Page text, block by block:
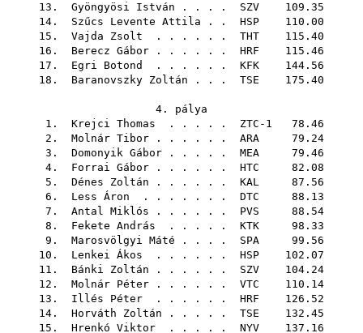
13. Gyöngyösi István . . . . SZV 109.35
14. Szűcs Levente Attila . . HSP 110.00
15. Vajda Zsolt . . . . . . THT 115.40
16. Berecz Gábor . . . . . . HRF 115.46
17. Egri Botond . . . . . . KFK 144.56
18. Baranovszky Zoltán . . . TSE 175.40
4. pálya
1. Krejci Thomas . . . . . ZTC-1 78.46
2. Molnár Tibor . . . . . . ARA 79.24
3. Domonyik Gábor . . . . . MEA 79.46
4. Forrai Gábor . . . . . . HTC 82.08
5. Dénes Zoltán . . . . . . KAL 87.56
6. Less Áron . . . . . . . DTC 88.13
7. Antal Miklós . . . . . . PVS 88.54
8. Fekete András . . . . . KTK 98.33
9. Marosvölgyi Máté . . . . SPA 99.56
10. Lenkei Ákos . . . . . . HSP 102.07
11. Bánki Zoltán . . . . . . SZV 104.24
12. Molnár Péter . . . . . . VTC 110.14
13. Illés Péter . . . . . . HRF 126.52
14. Horváth Zoltán . . . . . TSE 132.45
15. Hrenkó Viktor . . . . . NYV 137.16